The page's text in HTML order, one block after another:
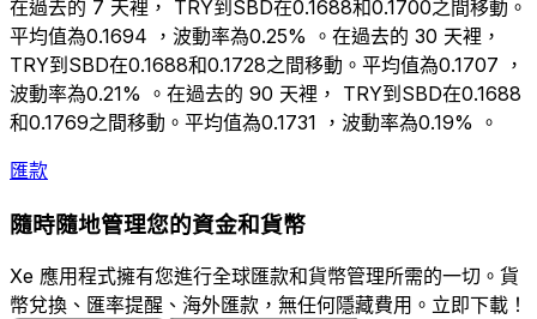
在過去的 7 天裡， TRY到SBD在0.1688和0.1700之間移動。
平均值為0.1694 ，波動率為0.25% 。在過去的 30 天裡，
TRY到SBD在0.1688和0.1728之間移動。平均值為0.1707 ，
波動率為0.21% 。在過去的 90 天裡， TRY到SBD在0.1688
和0.1769之間移動。平均值為0.1731 ，波動率為0.19% 。
匯款
隨時隨地管理您的資金和貨幣
Xe 應用程式擁有您進行全球匯款和貨幣管理所需的一切。貨
幣兌換、匯率提醒、海外匯款，無任何隱藏費用。立即下載！